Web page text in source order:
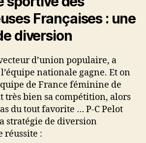
Françaises : une
diversion
d’union populaire, a
nationale gagne. Et on
de France féminine de
très bien sa compétition, alors
du tout favorite … P-C Pelot
stratégie de diversion
réussite :